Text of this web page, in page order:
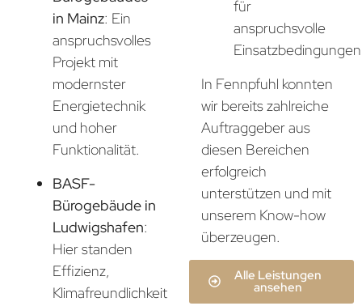
in Mainz: Ein
anspruchsvolles
Projekt mit
modernster
Energietechnik
und hoher
Funktionalität.
BASF-
Bürogebäude in
Ludwigshafen:
Hier standen
Effizienz,
Klimafreundlichkeit
für
anspruchsvolle
In Fennpfuhl konnten
wir bereits zahlreiche
Auftraggeber aus
diesen Bereichen
erfolgreich
unterstützen und mit
unserem Know-how
überzeugen.
Alle Leistungen
ansehen